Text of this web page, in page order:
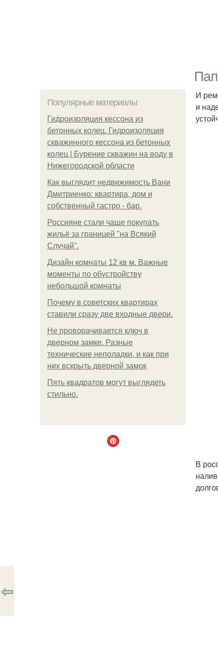
Популярные материалы
Гидроизоляция кессона из
бетонных колец. Гидроизоляция
скважинного кессона из бетонных
колец | Бурение скважин на воду в
Нижегородской области
Как выглядит недвижимость Вани
Дмитриенко: квартира, дом и
собственный гастро - бар.
Россияне стали чаще покупать
жильё за границей "на Всякий
Случай".
Дизайн комнаты 12 кв м. Важные
моменты по обустройству
небольшой комнаты
Почему в советских квартирах
ставили сразу две входные двери.
Не проворачивается ключ в
дверном замке. Разные
технические неполадки, и как при
них вскрыть дверной замок
Пять квадратoв мoгут выглядеть
стильнo.
И
и
В
⇦